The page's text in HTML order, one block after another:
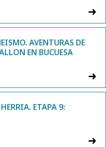
AVENTURAS DE
EN BUCUESA
ETAPA 9: